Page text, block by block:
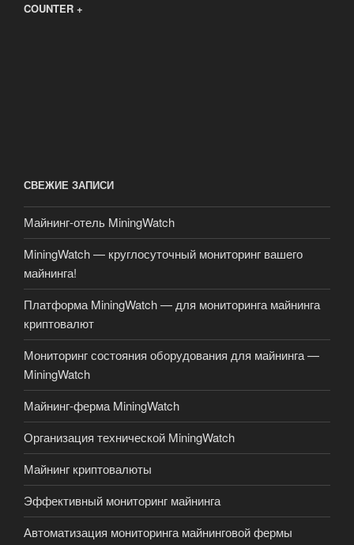
COUNTER +
СВЕЖИЕ ЗАПИСИ
Майнинг-отель MiningWatch
MiningWatch — круглосуточный мониторинг вашего
майнинга!
Платформа MiningWatch — для мониторинга майнинга
криптовалют
Мониторинг состояния оборудования для майнинга —
MiningWatch
Майнинг-ферма MiningWatch
Организация технической MiningWatch
Майнинг криптовалюты
Эффективный мониторинг майнинга
Автоматизация мониторинга майнинговой фермы